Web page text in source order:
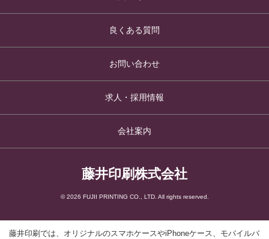
良くある質問
お問い合わせ
求人・採用情報
会社案内
藤井印刷株式会社
© 2026 FUJII PRINTING CO., LTD. All rights reserved.
藤井印刷では、オリジナルのスマホケースやiPhoneケース、モバイルバ